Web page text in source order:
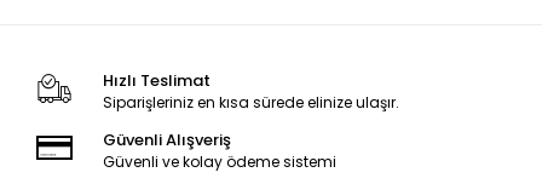
Hızlı Teslimat
Siparişleriniz en kısa sürede elinize ulaşır.
Güvenli Alışveriş
Güvenli ve kolay ödeme sistemi